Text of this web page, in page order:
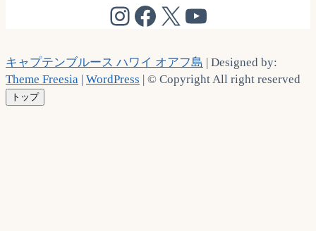
@cptbruce_hi
@cptbrucehi
@cptbruce_hi
キャプテンブルース ハワイ オアフ島 | Designed by:
Theme Freesia | WordPress | © Copyright All right reserved
トップ